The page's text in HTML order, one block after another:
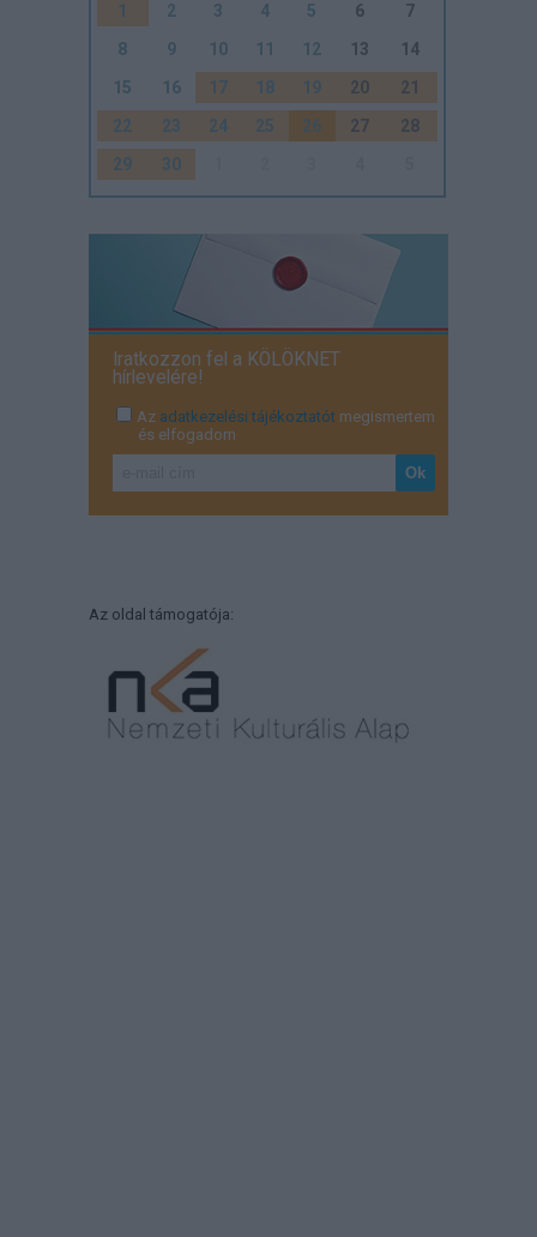
1 2 3 4 5 6
7
8
9 10 11 12 13
14
15
16 17 18 19 20
21
22
23 24 25 26 27
28
29
30
Iratkozzon fel a KÖLÖKNET
hírlevelére!
Az adatkezelési tájékoztatót megismertem
és elfogadom
Az oldal támogatója: